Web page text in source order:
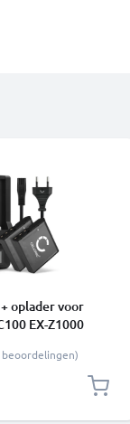
oplader voor
EX-Z1000
beoordelingen)